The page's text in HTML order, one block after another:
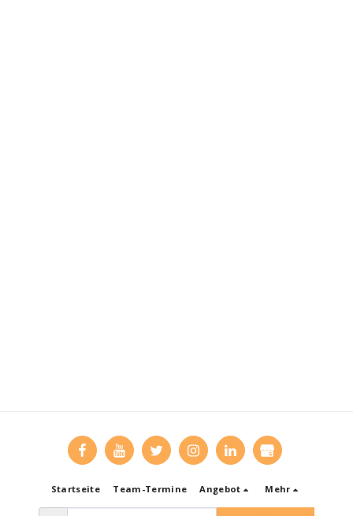
Startseite Team-Termine Angebot Mehr